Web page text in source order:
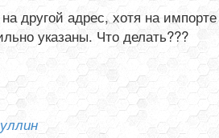
другой адрес, хотя на импорте
указаны. Что делать???